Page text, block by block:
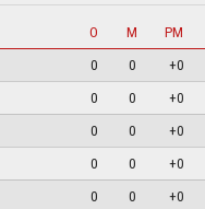
О М
РМ
0 0
+0
0 0
+0
0 0
+0
0 0
+0
0 0 +0